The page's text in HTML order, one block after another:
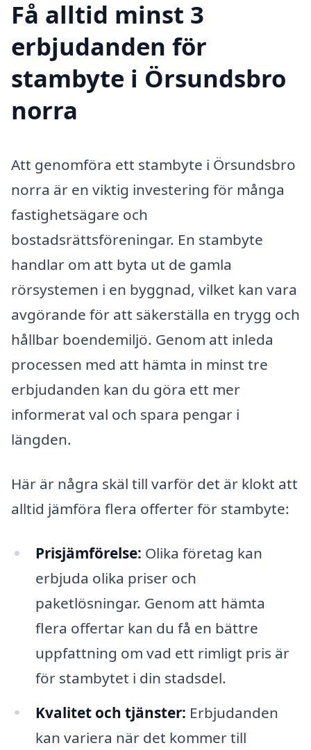
Få alltid minst 3
erbjudanden för
stambyte i Örsundsbro
norra
Att genomföra ett stambyte i Örsundsbro
norra är en viktig investering för många
fastighetsägare och
bostadsrättsföreningar. En stambyte
handlar om att byta ut de gamla
rörsystemen i en byggnad, vilket kan vara
avgörande för att säkerställa en trygg och
hållbar boendemiljö. Genom att inleda
processen med att hämta in minst tre
erbjudanden kan du göra ett mer
informerat val och spara pengar i
längden.
Här är några skäl till varför det är klokt att
alltid jämföra flera offerter för stambyte:
Prisjämförelse: Olika företag kan
erbjuda olika priser och
paketlösningar. Genom att hämta
flera offertar kan du få en bättre
uppfattning om vad ett rimligt pris är
för stambytet i din stadsdel.
Kvalitet och tjänster: Erbjudanden
kan variera när det kommer till